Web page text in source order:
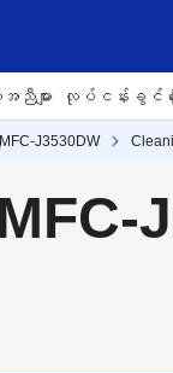
ညီများ လုပ်ငန်းခွင် ဖြ
MFC-J3530DW